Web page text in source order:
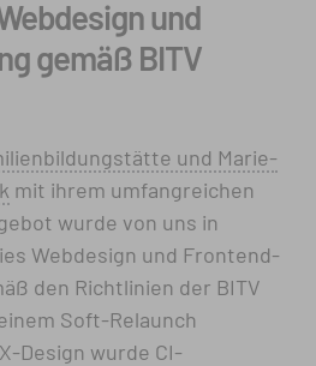
und
gemäß BITV
und Marie-
mit ihrem umfangreichen
wurde von uns in
Webdesign und Frontend-
den Richtlinien der BITV
Soft-Relaunch
Design wurde CI-